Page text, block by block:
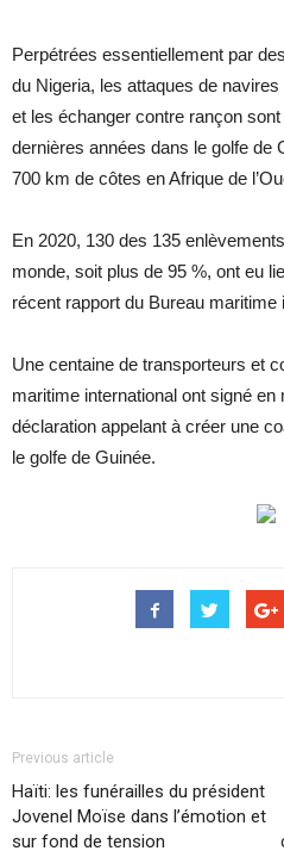
Perpétrées essentiellement par
du Nigeria, les attaques de
et les échanger contre rançon
dernières années dans le golfe de
700 km de côtes en Afrique de
En 2020, 130 des 135
monde, soit plus de 95 %, ont eu
récent rapport du Bureau maritime
Une centaine de transporteurs et
maritime international ont signé
déclaration appelant à créer une
le golfe de Guinée.
Previous article
Haïti: les funérailles du président
Jovenel Moïse dans l’émotion et
sur fond de tension